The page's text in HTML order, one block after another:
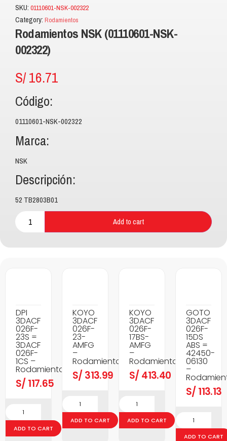
SKU: 01110601-NSK-002322
Category: Rodamientos
Rodamientos NSK (01110601-NSK-
002322)
S/16.71
Código:
01110601-NSK-002322
Marca:
NSK
Descripción:
52 TB2803B01
Add to cart
DPI
3DACF
026F-
23S =
3DACF
026F-
1CS –
Rodamientos
S/ 117.65
ADD TO CART
KOYO
3DACF
026F-
23-
AMFG
–
Rodamientos
S/ 313.99
ADD TO CART
KOYO
3DACF
026F-
17BS-
AMFG
–
Rodamientos
S/ 413.40
ADD TO CART
GOTO
3DACF
026F-
15DS
ABS =
42450-
06130
–
S/ 113.13
ADD TO CART